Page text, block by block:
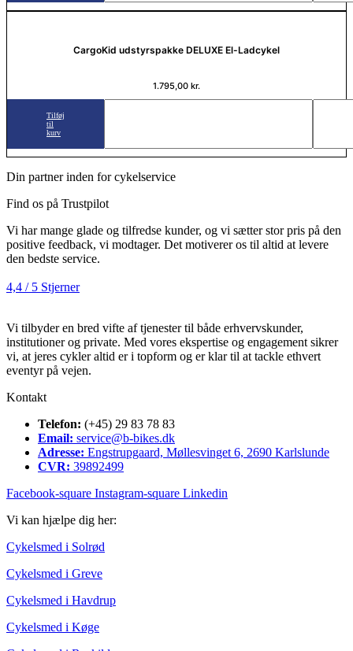
CargoKid udstyrspakke DELUXE El-Ladcykel
1.795,00 kr.
Tilføj
til
kurv
Din partner inden for cykelservice
Find os på Trustpilot
Vi har mange glade og tilfredse kunder, og vi sætter stor pris på den
positive feedback, vi modtager. Det motiverer os til altid at levere
den bedste service.
4,4 / 5 Stjerner
Vi tilbyder en bred vifte af tjenester til både erhvervskunder,
institutioner og private. Med vores ekspertise og engagement sikrer
vi, at jeres cykler altid er i topform og er klar til at tackle ethvert
eventyr på vejen.
Kontakt
Telefon: (+45) 29 83 78 83
Email: service@b-bikes.dk
Adresse: Engstrupgaard, Møllesvinget 6, 2690 Karlslunde
CVR: 39892499
Facebook-square Instagram-square Linkedin
Vi kan hjælpe dig her:
Cykelsmed i Solrød
Cykelsmed i Greve
Cykelsmed i Havdrup
Cykelsmed i Køge